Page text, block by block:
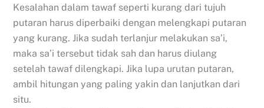
Kesalahan dalam tawaf seperti kurang dari tujuh
putaran harus diperbaiki dengan melengkapi putaran
yang kurang. Jika sudah terlanjur melakukan sa’i,
maka sa’i tersebut tidak sah dan harus diulang
setelah tawaf dilengkapi. Jika lupa urutan putaran,
ambil hitungan yang paling yakin dan lanjutkan dari
situ.